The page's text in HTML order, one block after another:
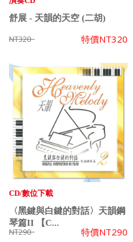
舒展 - 天韻的天空 (二胡)
NT320 特價NT320
CD/數位下載
〈黑鍵與白鍵的對話〉天韻鋼
琴篇II 【C...
NT290 特價NT290